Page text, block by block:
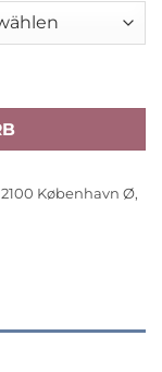
mix“, 3er-
København Ø,